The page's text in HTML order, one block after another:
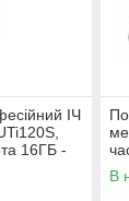
ІЧ
16ГБ -
на
В